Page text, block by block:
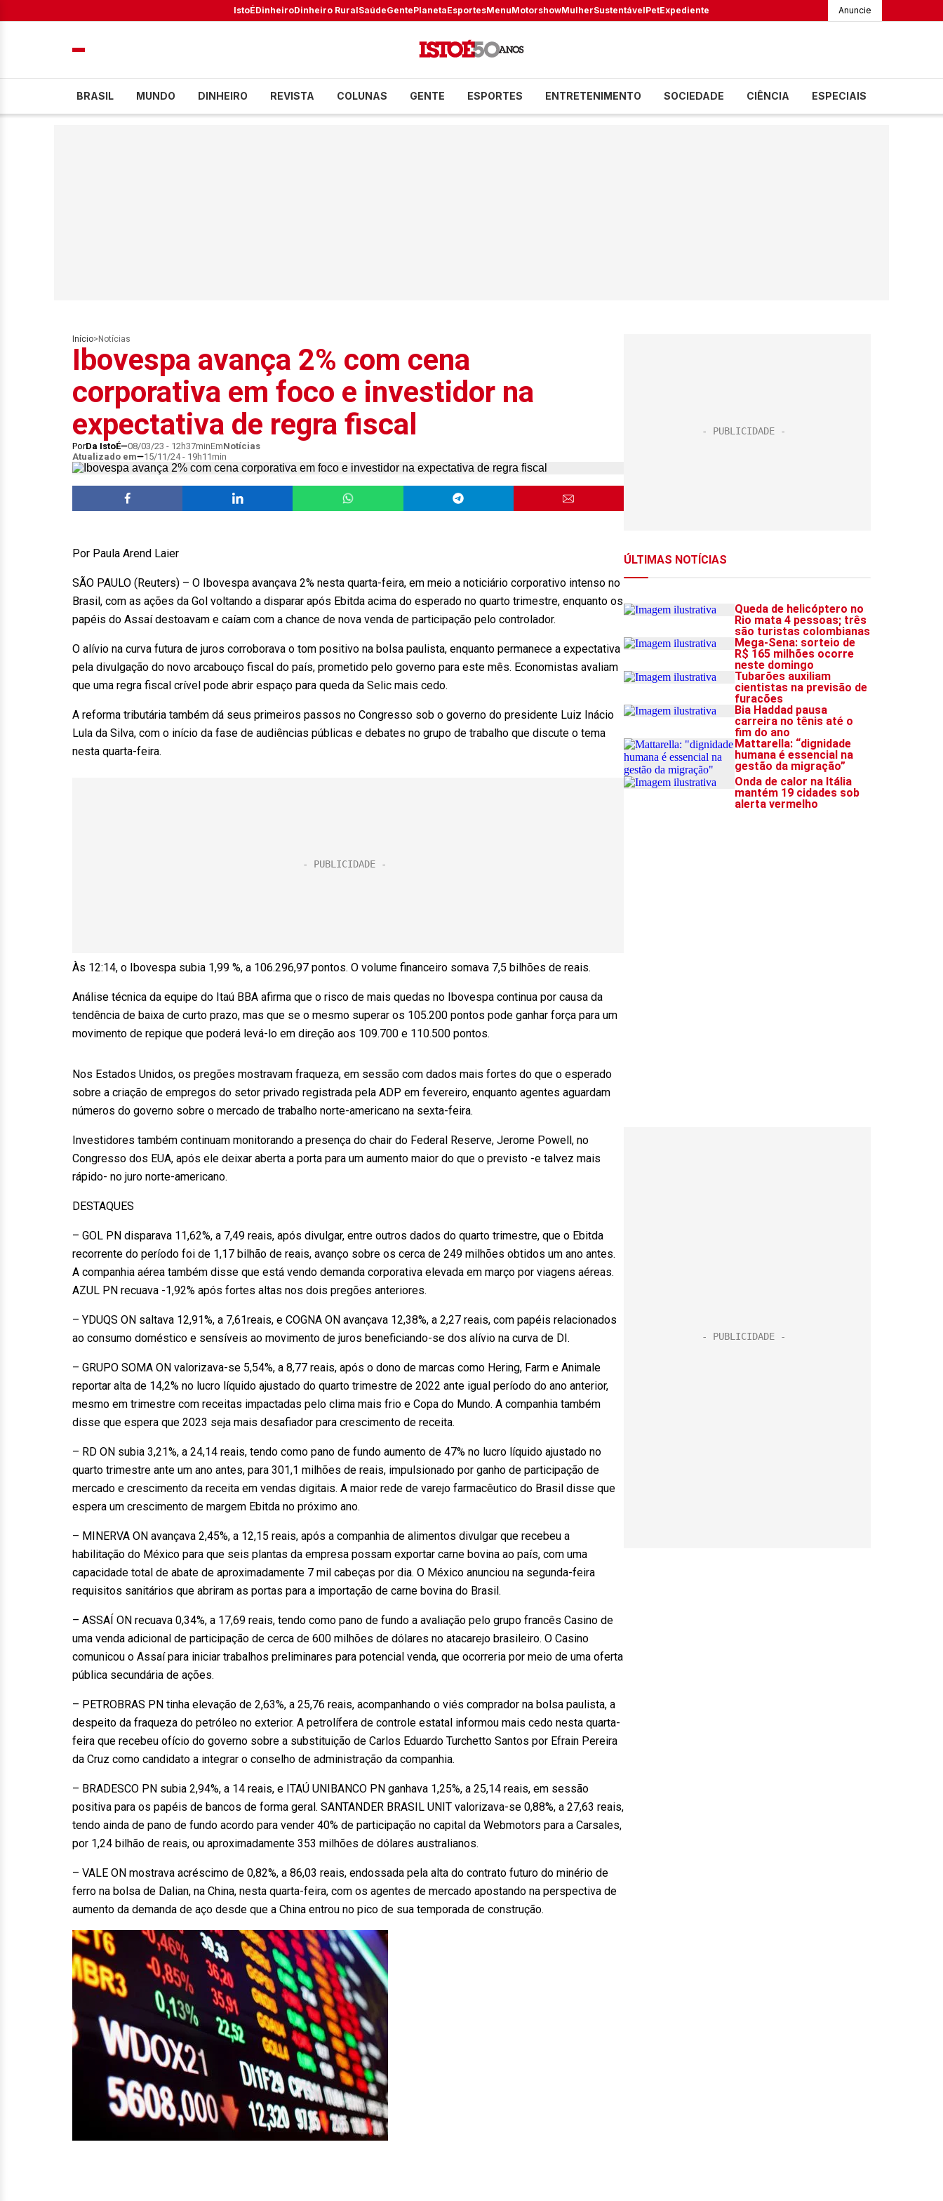
IstoÉDinheiroDinheiro RuralSaúdeGentePlanetaEsportesMenuMotorshowMulherSustentávelPetExpediente Anuncie
BRASIL MUNDO DINHEIRO REVISTA COLUNAS GENTE ESPORTES ENTRETENIMENTO SOCIEDADE CIÊNCIA ESPECIAIS
Início> Notícias
Ibovespa avança 2% com cena
corporativa em foco e investidor na
expectativa de regra fiscal
PorDa IstoÉ 08/03/23 - 12h37minEmNotícias
Atualizado em
15/11/24 - 19h11min
Por Paula Arend Laier
SÃO PAULO (Reuters) – O Ibovespa avançava 2% nesta quarta-feira, em meio a noticiário corporativo intenso no
Brasil, com as ações da Gol voltando a disparar após Ebitda acima do esperado no quarto trimestre, enquanto os
papéis do Assaí destoavam e caíam com a chance de nova venda de participação pelo controlador.
O alívio na curva futura de juros corroborava o tom positivo na bolsa paulista, enquanto permanece a expectativa
pela divulgação do novo arcabouço fiscal do país, prometido pelo governo para este mês. Economistas avaliam
que uma regra fiscal crível pode abrir espaço para queda da Selic mais cedo.
A reforma tributária também dá seus primeiros passos no Congresso sob o governo do presidente Luiz Inácio
Lula da Silva, com o início da fase de audiências públicas e debates no grupo de trabalho que discute o tema
nesta quarta-feira.
Às 12:14, o Ibovespa subia 1,99 %, a 106.296,97 pontos. O volume financeiro somava 7,5 bilhões de reais.
Análise técnica da equipe do Itaú BBA afirma que o risco de mais quedas no Ibovespa continua por causa da
tendência de baixa de curto prazo, mas que se o mesmo superar os 105.200 pontos pode ganhar força para um
movimento de repique que poderá levá-lo em direção aos 109.700 e 110.500 pontos.
Nos Estados Unidos, os pregões mostravam fraqueza, em sessão com dados mais fortes do que o esperado
sobre a criação de empregos do setor privado registrada pela ADP em fevereiro, enquanto agentes aguardam
números do governo sobre o mercado de trabalho norte-americano na sexta-feira.
Investidores também continuam monitorando a presença do chair do Federal Reserve, Jerome Powell, no
Congresso dos EUA, após ele deixar aberta a porta para um aumento maior do que o previsto -e talvez mais
rápido- no juro norte-americano.
DESTAQUES
– GOL PN disparava 11,62%, a 7,49 reais, após divulgar, entre outros dados do quarto trimestre, que o Ebitda
recorrente do período foi de 1,17 bilhão de reais, avanço sobre os cerca de 249 milhões obtidos um ano antes.
A companhia aérea também disse que está vendo demanda corporativa elevada em março por viagens aéreas.
AZUL PN recuava -1,92% após fortes altas nos dois pregões anteriores.
– YDUQS ON saltava 12,91%, a 7,61reais, e COGNA ON avançava 12,38%, a 2,27 reais, com papéis relacionados
ao consumo doméstico e sensíveis ao movimento de juros beneficiando-se dos alívio na curva de DI.
– GRUPO SOMA ON valorizava-se 5,54%, a 8,77 reais, após o dono de marcas como Hering, Farm e Animale
reportar alta de 14,2% no lucro líquido ajustado do quarto trimestre de 2022 ante igual período do ano anterior,
mesmo em trimestre com receitas impactadas pelo clima mais frio e Copa do Mundo. A companhia também
disse que espera que 2023 seja mais desafiador para crescimento de receita.
– RD ON subia 3,21%, a 24,14 reais, tendo como pano de fundo aumento de 47% no lucro líquido ajustado no
quarto trimestre ante um ano antes, para 301,1 milhões de reais, impulsionado por ganho de participação de
mercado e crescimento da receita em vendas digitais. A maior rede de varejo farmacêutico do Brasil disse que
espera um crescimento de margem Ebitda no próximo ano.
– MINERVA ON avançava 2,45%, a 12,15 reais, após a companhia de alimentos divulgar que recebeu a
habilitação do México para que seis plantas da empresa possam exportar carne bovina ao país, com uma
capacidade total de abate de aproximadamente 7 mil cabeças por dia. O México anunciou na segunda-feira
requisitos sanitários que abriram as portas para a importação de carne bovina do Brasil.
– ASSAÍ ON recuava 0,34%, a 17,69 reais, tendo como pano de fundo a avaliação pelo grupo francês Casino de
uma venda adicional de participação de cerca de 600 milhões de dólares no atacarejo brasileiro. O Casino
comunicou o Assaí para iniciar trabalhos preliminares para potencial venda, que ocorreria por meio de uma oferta
pública secundária de ações.
– PETROBRAS PN tinha elevação de 2,63%, a 25,76 reais, acompanhando o viés comprador na bolsa paulista, a
despeito da fraqueza do petróleo no exterior. A petrolífera de controle estatal informou mais cedo nesta quarta-
feira que recebeu ofício do governo sobre a substituição de Carlos Eduardo Turchetto Santos por Efrain Pereira
da Cruz como candidato a integrar o conselho de administração da companhia.
– BRADESCO PN subia 2,94%, a 14 reais, e ITAÚ UNIBANCO PN ganhava 1,25%, a 25,14 reais, em sessão
positiva para os papéis de bancos de forma geral. SANTANDER BRASIL UNIT valorizava-se 0,88%, a 27,63 reais,
tendo ainda de pano de fundo acordo para vender 40% de participação no capital da Webmotors para a Carsales,
por 1,24 bilhão de reais, ou aproximadamente 353 milhões de dólares australianos.
– VALE ON mostrava acréscimo de 0,82%, a 86,03 reais, endossada pela alta do contrato futuro do minério de
ferro na bolsa de Dalian, na China, nesta quarta-feira, com os agentes de mercado apostando na perspectiva de
aumento da demanda de aço desde que a China entrou no pico de sua temporada de construção.